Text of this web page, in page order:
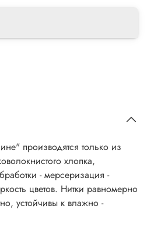
производятся только из
хлопка,
- мерсеризация -
цветов. Нитки равномерно
устойчивы к влажно -